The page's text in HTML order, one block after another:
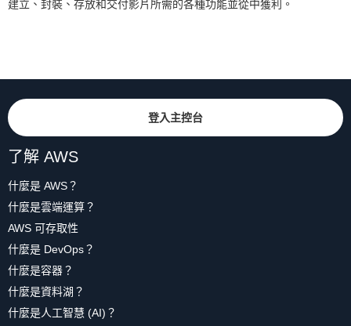
建立、封裝、存放和交付影片所需的各種功能並從中獲利。
登入主控台
了解 AWS
什麼是 AWS？
什麼是雲端運算？
AWS 可存取性
什麼是 DevOps？
什麼是容器？
什麼是資料湖？
什麼是人工智慧 (AI)？